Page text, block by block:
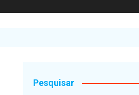
Pesquisar